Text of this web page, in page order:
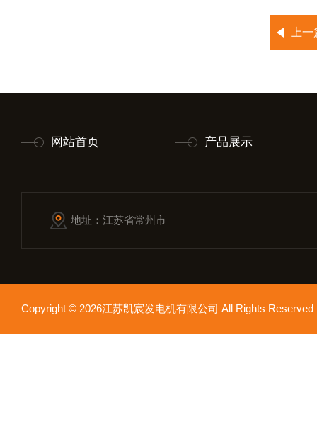
上
网站首页 产品展示
地址：江苏省常州市
Copyright © 2026江苏凯宸发电机有限公司 All Rights